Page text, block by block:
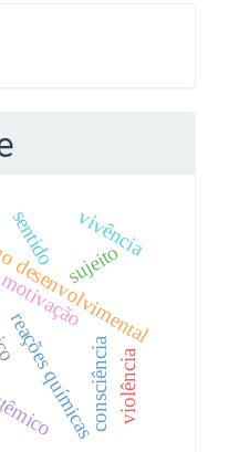
reações químicas
sujeito
motivação
sentido
consciência
vivência
violência